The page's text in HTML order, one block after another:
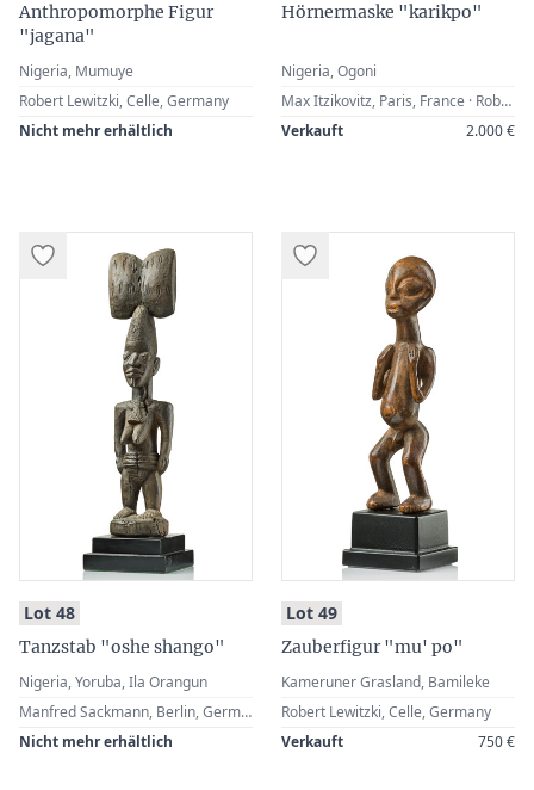
Anthropomorphe Figur
"jagana"
Nigeria, Mumuye
Robert Lewitzki, Celle, Germany
Nicht mehr erhältlich
Hörnermaske "karikpo"
Nigeria, Ogoni
Max Itzikovitz, Paris, France · Robert Lewitzki, Celle, Germany
Verkauft
2.000 €
Lot 48:
Tanzstab "oshe shango"
Nigeria, Yoruba, Ila Orangun
Manfred Sackmann, Berlin, Germany · Robert Lewitzki, Celle, Germany
Nicht mehr erhältlich
Lot 49:
Zauberfigur "mu' po"
Kameruner Grasland, Bamileke
Robert Lewitzki, Celle, Germany
Verkauft
750 €